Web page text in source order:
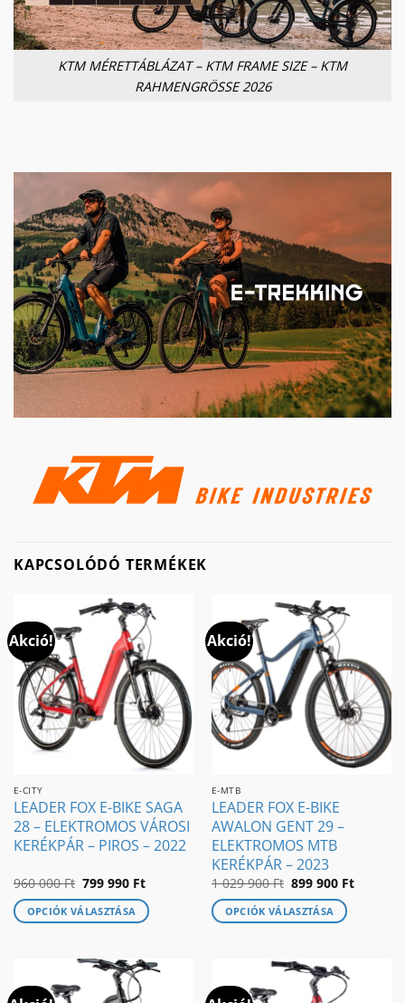
KTM MÉRETTÁBLÁZAT – KTM FRAME SIZE – KTM
RAHMENGRÖSSE 2026
KAPCSOLÓDÓ TERMÉKEK
Akció!
E-CITY
LEADER FOX E-BIKE SAGA
28 – ELEKTROMOS VÁROSI
KERÉKPÁR – PIROS – 2022
960 000Ft Original
was:
960
799 990 FtCurrent
is:
799
OPCIÓK VÁLASZTÁSA
több
Akció!
E-MTB
LEADER FOX E-BIKE
AWALON GENT 29 –
ELEKTROMOS MTB
KERÉKPÁR – 2023
1 029 900Ft Original
was:
1
899 900 FtCurrent
OPCIÓK VÁLASZTÁSA
terméknek
több